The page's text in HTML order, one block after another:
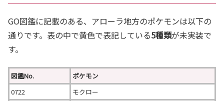
GO図鑑に記載のある、アローラ地方のポケモンは以下の
通りです。表の中で黄色で表記している5種類が未実装で
す。
図鑑No.
ポケモン
0722
モクロー